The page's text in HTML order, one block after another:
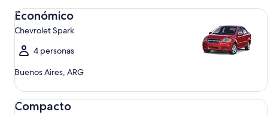
Económico
Chevrolet Spark
4 personas
Buenos Aires, ARG
Económico Chevrolet Spark
Compacto
Compacto Ford Focus